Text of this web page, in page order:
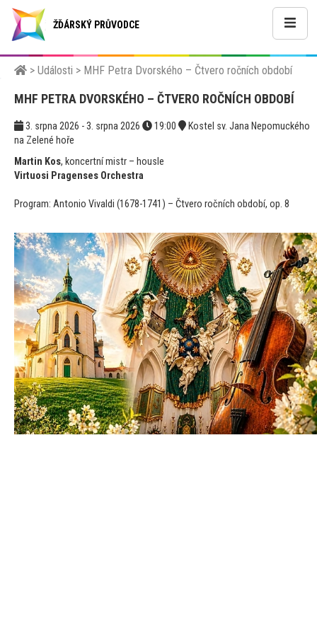
ŽĎÁRSKÝ PRŮVODCE
> Události > MHF Petra Dvorského – Čtvero ročních období
MHF PETRA DVORSKÉHO – ČTVERO ROČNÍCH OBDOBÍ
3. srpna 2026 - 3. srpna 2026 19:00
Kostel sv. Jana Nepomuckého
na Zelené hoře
Martin Kos, koncertní mistr – housle
Virtuosi Pragenses Orchestra
Program: Antonio Vivaldi (1678-1741) – Čtvero ročních období, op. 8